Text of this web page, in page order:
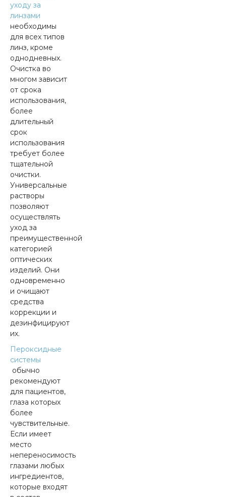
уходу за
линзами
необходимы
для всех типов
линз, кроме
однодневных.
Очистка во
многом зависит
от срока
использования,
более
длительный
срок
использования
требует более
тщательной
очистки.
Универсальные
растворы
позволяют
осуществлять
уход за
преимущественной
категорией
оптических
изделий. Они
одновременно
и очищают
средства
коррекции и
дезинфицируют
их.
Пероксидные
системы
обычно
рекомендуют
для пациентов,
глаза которых
более
чувствительные.
Если имеет
место
непереносимость
глазами любых
ингредиентов,
которые входят